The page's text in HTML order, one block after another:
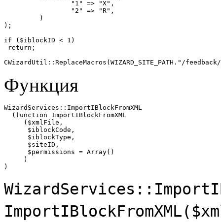
);
if ($iblockID < 1)
return;
CWizardUtil::ReplaceMacros(WIZARD_SITE_PATH."/
Функция
WizardServices::ImportIBlockFromXML
  (function ImportIBlockFromXML
     ($xmlFile,
      $iblockCode,
      $iblockType,
      $siteID,
      $permissions = Array()
     )
)